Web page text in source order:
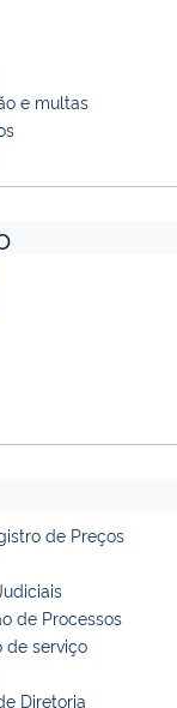
e multas
de Preços
de Processos
de serviço
Diretoria